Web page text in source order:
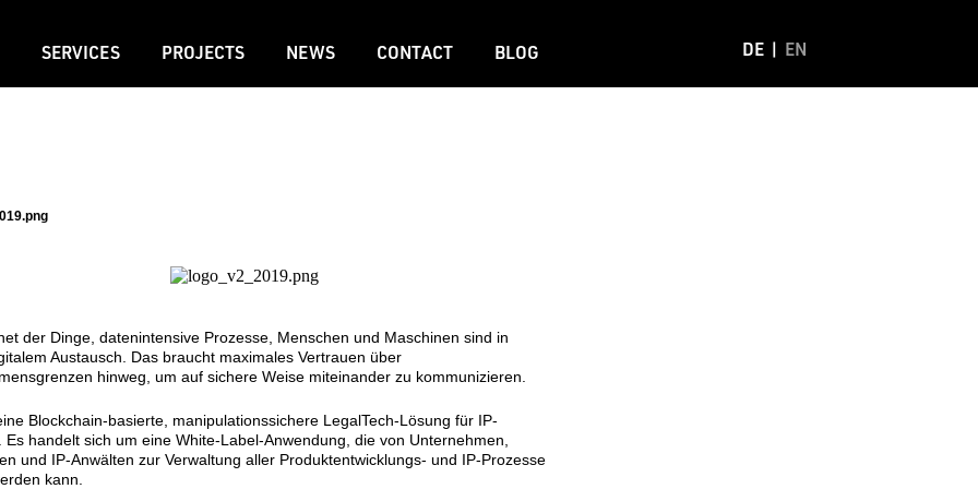
SERVICES PROJECTS NEWS CONTACT BLOG DE EN